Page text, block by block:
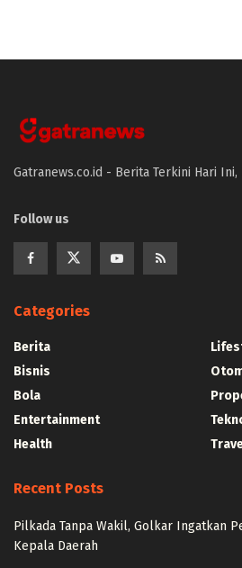
Gatranews.co.id - Berita Terkini Hari
Follow us
Categories
Berita
Bisnis
Bola
Entertainment
Health
Recent Posts
Pilkada Tanpa Wakil, Golkar Ingatkan
Kepala Daerah